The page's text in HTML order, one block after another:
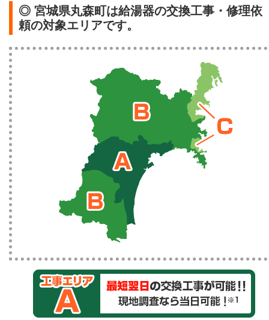
◎ 宮城県丸森町は給湯器の交換工事・修理依
頼の対象エリアです。